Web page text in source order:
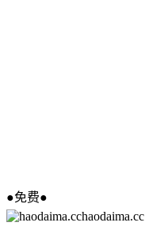
●免费●
haodaima.cc